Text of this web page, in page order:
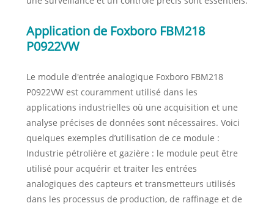
Application de Foxboro FBM218
P0922VW
Le module d'entrée analogique Foxboro FBM218
P0922VW est couramment utilisé dans les
applications industrielles où une acquisition et une
analyse précises de données sont nécessaires. Voici
quelques exemples d’utilisation de ce module :
Industrie pétrolière et gazière : le module peut être
utilisé pour acquérir et traiter les entrées
analogiques des capteurs et transmetteurs utilisés
dans les processus de production, de raffinage et de